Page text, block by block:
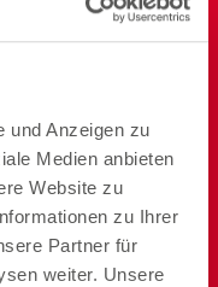
und Anzeigen zu
Medien anbieten
Website zu
zu Ihrer
Partner für
weiter. Unsere